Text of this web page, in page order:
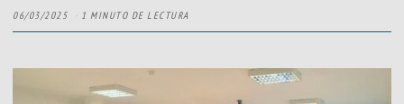
06/03/2025 1 MINUTO DE LECTURA